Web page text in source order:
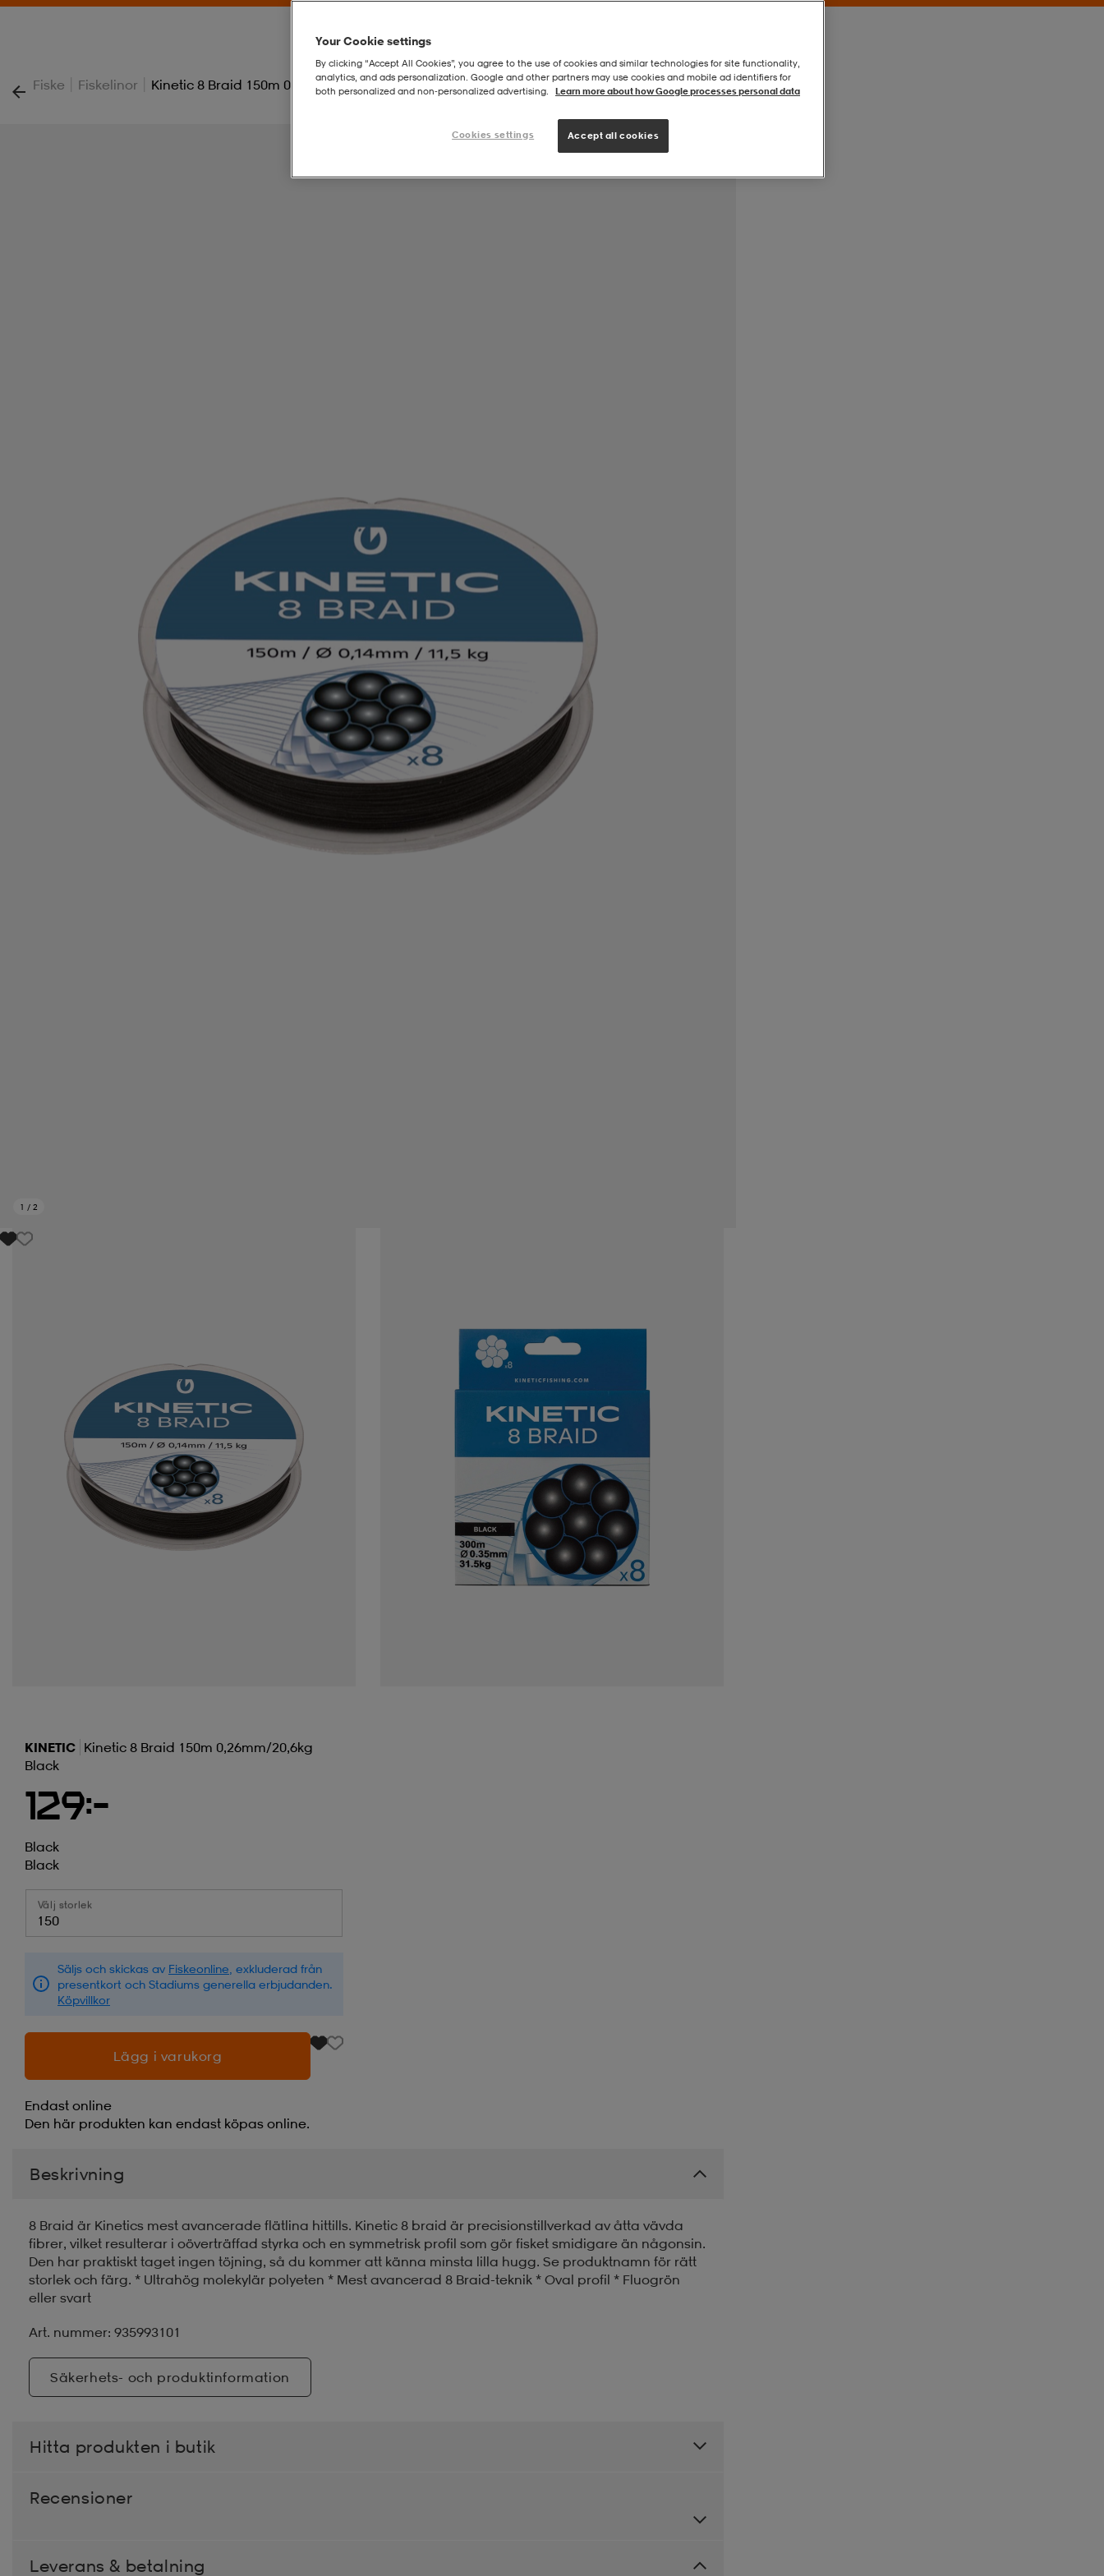
Fiske | Fiskelinor | Kinetic 8 Braid 150m 0,26mm/20,6kg Black
1 / 2
KINETIC Kinetic 8 Braid 150m 0,26mm/20,6kg
Black
129:-
Black
Black
Välj storlek
150
Säljs och skickas av Fiskeonline , exkluderad från
presentkort och Stadiums generella erbjudanden.
Köpvillkor
Lägg i varukorg
Endast online
Den här produkten kan endast köpas online.
Beskrivning
8 Braid är Kinetics mest avancerade flätlina hittills. Kinetic 8 braid är precisionstillverkad av åtta vävda
fibrer, vilket resulterar i oöverträffad styrka och en symmetrisk profil som gör fisket smidigare än någonsin.
Den har praktiskt taget ingen töjning, så du kommer att känna minsta lilla hugg. Se produktnamn för rätt
storlek och färg. * Ultrahög molekylär polyeten * Mest avancerad 8 Braid-teknik * Oval profil * Fluogrön
eller svart
Art. nummer: 935993101
Säkerhets- och produktinformation
Hitta produkten i butik
Recensioner
Leverans & betalning
Your Cookie settings
By clicking “Accept All Cookies”, you agree to the use of cookies and similar technologies for site functionality,
analytics, and ads personalization. Google and other partners may use cookies and mobile ad identifiers for
both personalized and non‑personalized advertising.
Learn more about how Google processes personal data
Cookies settings Accept all cookies